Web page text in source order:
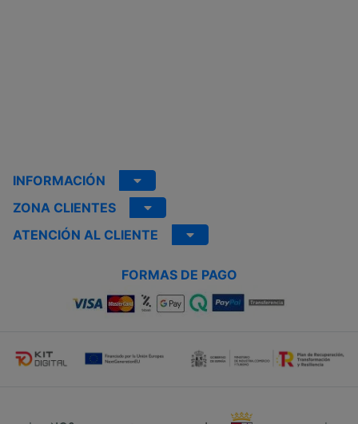
INFORMACIÓN
ZONA CLIENTES
ATENCIÓN AL CLIENTE
FORMAS DE PAGO